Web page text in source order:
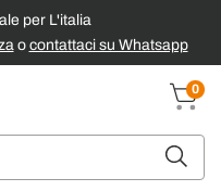
per L'italia
o contattaci su Whatsapp
0